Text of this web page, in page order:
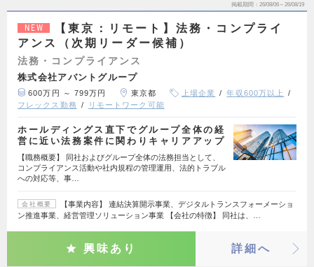
掲載期間 26/08/06～26/08/19
NEW
【東京：リモート】法務・コンプライ
アンス（次期リーダー候補）
法務・コンプライアンス
株式会社アバントグループ
600万円 ～ 799万円 東京都 上場企業
年収600万以上
フレックス勤務
リモートワーク可能
ホールディングス直下でグループ全体の経
営に近い法務案件に関わりキャリアアップ
【職務概要】 同社およびグループ全体の法務担当として、
コンプライアンス活動や社内規程の管理運用、法的トラブル
への対応等、事…
会社概要
【事業内容】 連結決算開示事業、デジタルトランスフォーメーショ
ン推進事業、経営管理ソリューション事業 【会社の特徴】 同社は、…
興味あり 詳細へ